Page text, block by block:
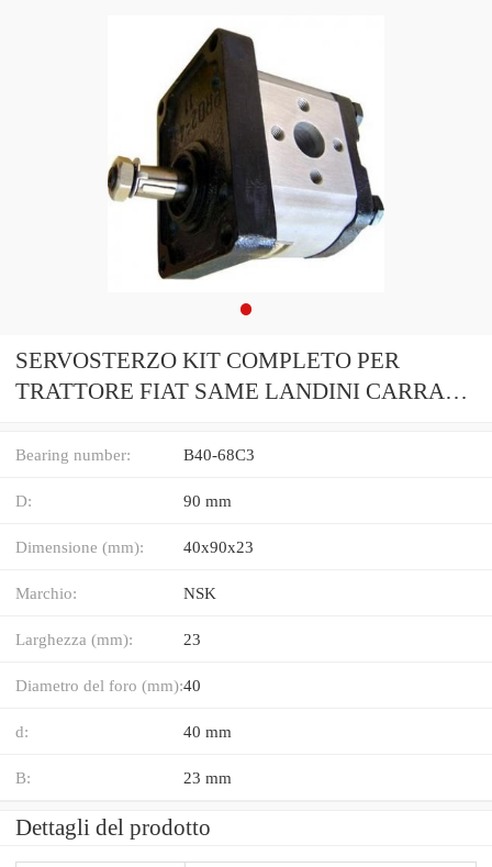
SERVOSTERZO KIT COMPLETO PER
TRATTORE FIAT SAME LANDINI CARRARO
Bearing number: B40-68C3
D: 90 mm
Dimensione (mm): 40x90x23
Marchio: NSK
Larghezza (mm): 23
Diametro del foro (mm):40
d: 40 mm
B: 23 mm
Dettagli del prodotto